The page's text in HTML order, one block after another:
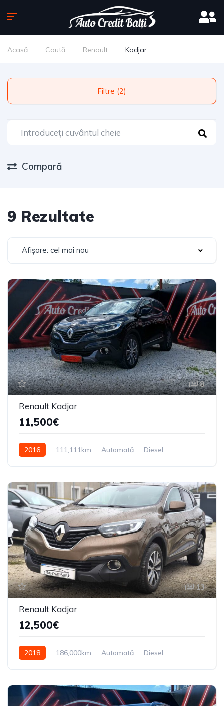
Acasă Caută Renault Kadjar
Filtre (2)
Compară
9 Rezultate
Afișare: cel mai nou
8
Renault Kadjar
11,500€
2016 111,111km Automată
Diesel
13
Renault Kadjar
12,500€
2018 186,000km Automată
Diesel